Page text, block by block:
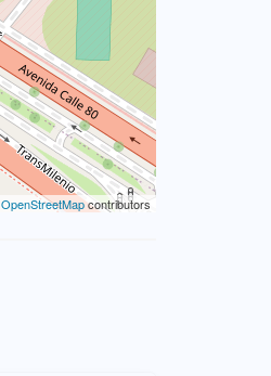
OpenStreetMapcontributors